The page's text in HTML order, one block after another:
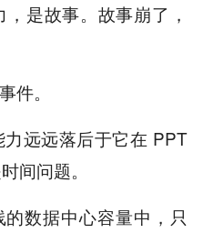
是故事。故事崩了，
件。
远远落后于它在 PPT
间问题。
数据中心容量中，只